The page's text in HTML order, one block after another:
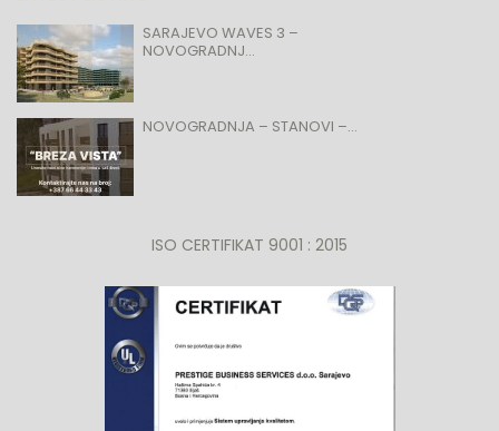
SARAJEVO WAVES 3 –
NOVOGRADNJ...
NOVOGRADNJA – STANOVI –...
ISO CERTIFIKAT 9001 : 2015